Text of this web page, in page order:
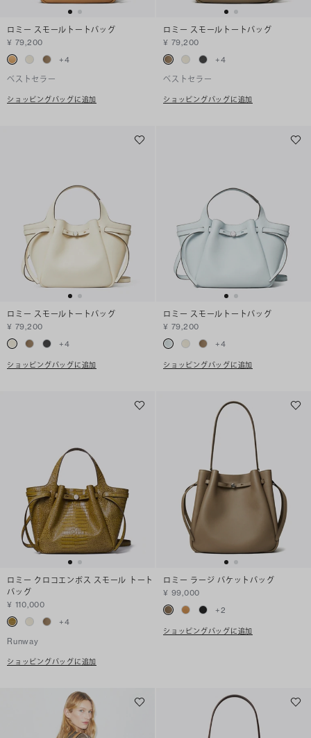
ロミー スモールトートバッグ
¥ 79,200
+4
ベストセラー
ショッピングバッグに追加
ロミー スモールトートバッグ
¥ 79,200
+4
ベストセラー
ショッピングバッグに追加
ロミー スモールトートバッグ
¥ 79,200
+4
ショッピングバッグに追加
ロミー スモールトートバッグ
¥ 79,200
+4
ショッピングバッグに追加
ロミー クロコエンボス スモール トート
バッグ
¥ 110,000
+4
Runway
ショッピングバッグに追加
ロミー ラージ バケットバッグ
¥ 99,000
+2
ショッピングバッグに追加